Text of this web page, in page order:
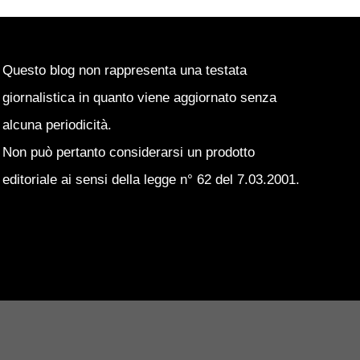
Questo blog non rappresenta una testata
giornalistica in quanto viene aggiornato senza
alcuna periodicità.
Non può pertanto considerarsi un prodotto
editoriale ai sensi della legge n° 62 del 7.03.2001.